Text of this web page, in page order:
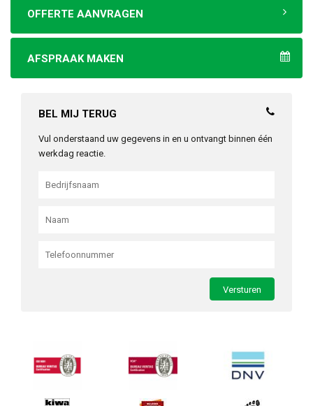
OFFERTE AANVRAGEN
AFSPRAAK MAKEN
BEL MIJ TERUG
Vul onderstaand uw gegevens in en u ontvangt binnen één
werkdag reactie.